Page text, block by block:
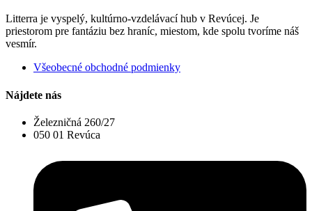
Litterra je vyspelý, kultúrno-vzdelávací hub v Revúcej. Je
priestorom pre fantáziu bez hraníc, miestom, kde spolu tvoríme náš
vesmír.
Všeobecné obchodné podmienky
Nájdete nás
Železničná 260/27
050 01 Revúca